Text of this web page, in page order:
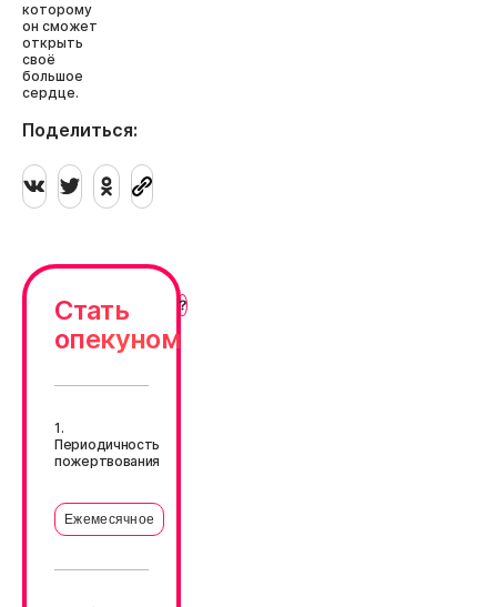
которому
он сможет
открыть
своё
большое
сердце.
Поделиться:
Стать
опекуном
1.
Периодичность
пожертвования
Ежемесячное